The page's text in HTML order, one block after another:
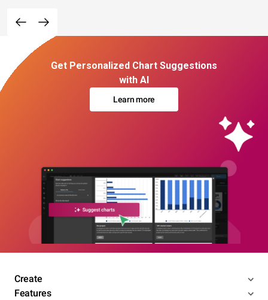
Get Personalized Chart Suggestions
with AI
Learn more
Create
Features